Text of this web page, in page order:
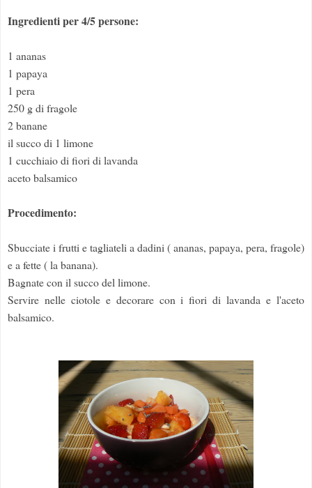
Ingredienti per 4/5 persone:
1 ananas
1 papaya
1 pera
250 g di fragole
2 banane
il succo di 1 limone
1 cucchiaio di fiori di lavanda
aceto balsamico
Procedimento:
Sbucciate i frutti e tagliateli a dadini ( ananas, papaya, pera, fragole)
e a fette ( la banana).
Bagnate con il succo del limone.
Servire nelle ciotole e decorare con i fiori di lavanda e l'aceto
balsamico.